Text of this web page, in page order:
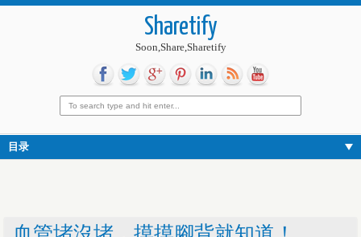
Sharetify
Soon,Share,Sharetify
目录